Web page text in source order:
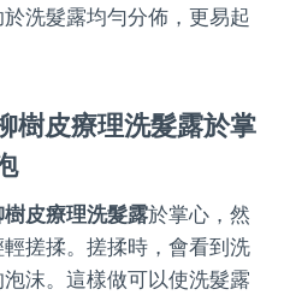
洗髮露均勻分佈，更易起
樹皮療理洗髮露於掌
樹皮療理洗髮露於掌心，然
搓揉。搓揉時，會看到洗
沫。這樣做可以使洗髮露